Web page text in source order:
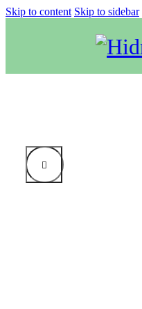
Skip to content Skip to sidebar